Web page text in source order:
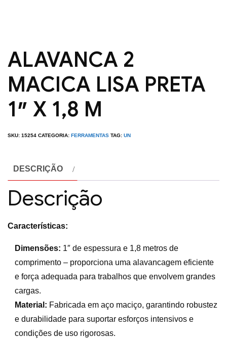
ALAVANCA 2
MACICA LISA PRETA
1″ X 1,8 M
SKU: 15254 CATEGORIA: FERRAMENTAS TAG: UN
DESCRIÇÃO
Descrição
Características:
Dimensões: 1″ de espessura e 1,8 metros de
comprimento – proporciona uma alavancagem eficiente
e força adequada para trabalhos que envolvem grandes
cargas.
Material: Fabricada em aço maciço, garantindo robustez
e durabilidade para suportar esforços intensivos e
condições de uso rigorosas.